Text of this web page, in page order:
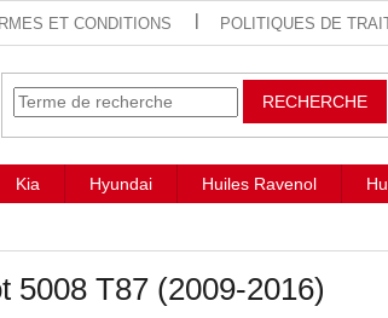
ET CONDITIONS POLITIQUES DE
RECHERCHE
Kia Hyundai Huiles Ravenol
5008 T87 (2009-2016)